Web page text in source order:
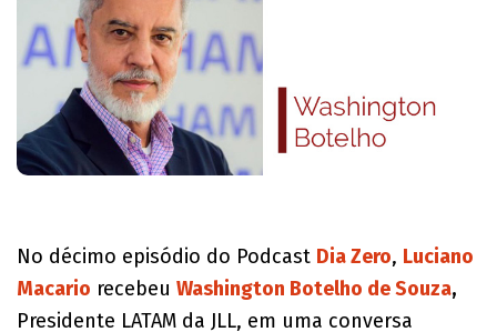
No décimo episódio do Podcast Dia Zero, Luciano
Macario recebeu Washington Botelho de Souza,
Presidente LATAM da JLL, em uma conversa